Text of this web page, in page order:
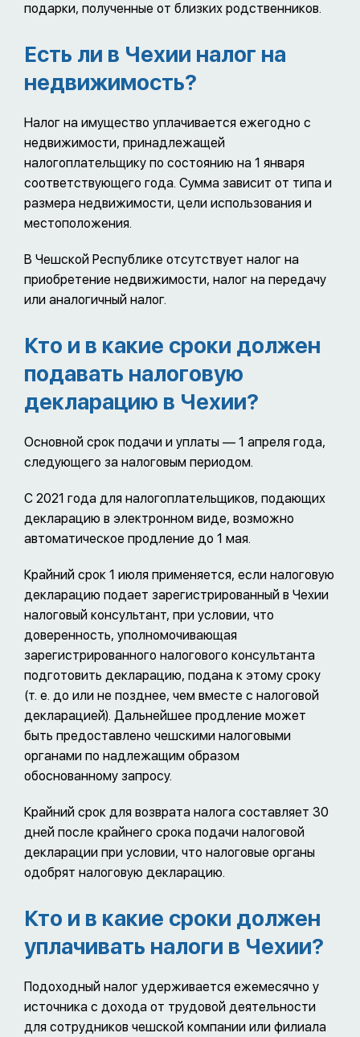
подарки, полученные от близких родственников.
Есть ли в Чехии налог на
недвижимость?
Налог на имущество уплачивается ежегодно с
недвижимости, принадлежащей
налогоплательщику по состоянию на 1 января
соответствующего года. Сумма зависит от типа и
размера недвижимости, цели использования и
местоположения.
В Чешской Республике отсутствует налог на
приобретение недвижимости, налог на передачу
или аналогичный налог.
Кто и в какие сроки должен
подавать налоговую
декларацию в Чехии?
Основной срок подачи и уплаты — 1 апреля года,
следующего за налоговым периодом.
С 2021 года для налогоплательщиков, подающих
декларацию в электронном виде, возможно
автоматическое продление до 1 мая.
Крайний срок 1 июля применяется, если налоговую
декларацию подает зарегистрированный в Чехии
налоговый консультант, при условии, что
доверенность, уполномочивающая
зарегистрированного налогового консультанта
подготовить декларацию, подана к этому сроку
(т. е. до или не позднее, чем вместе с налоговой
декларацией). Дальнейшее продление может
быть предоставлено чешскими налоговыми
органами по надлежащим образом
обоснованному запросу.
Крайний срок для возврата налога составляет 30
дней после крайнего срока подачи налоговой
декларации при условии, что налоговые органы
одобрят налоговую декларацию.
Кто и в какие сроки должен
уплачивать налоги в Чехии?
Подоходный налог удерживается ежемесячно у
источника с дохода от трудовой деятельности
для сотрудников чешской компании или филиала